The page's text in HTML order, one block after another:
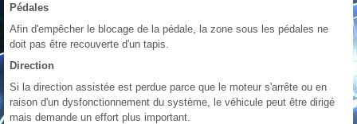
Pédales
Afin d'empêcher le blocage de la pédale, la zone sous les pédales ne
doit pas être recouverte d'un tapis.
Direction
Si la direction assistée est perdue parce que le moteur s'arrête ou en
raison d'un dysfonctionnement du système, le véhicule peut être dirigé
mais demande un effort plus important.